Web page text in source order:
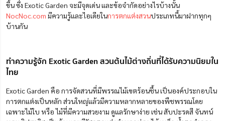
ขึ้น ซึ่ง Exotic Garden จะมีจุดเด่น และข้อจำกัดอย่างไรบ้างนั้น
NocNoc.com มีความรู้และไอเดียในการตกแต่งสวนประเภทนี้มาฝากทุกๆ
บ้านกัน
ทำความรู้จัก Exotic Garden สวนต้นไม้ต่างถิ่นที่ได้รับความนิยมใน
ไทย
Exotic Garden คือ การจัดสวนที่มีพรรณไม้เขตร้อนชื้น เป็นองค์ประกอบใน
การตกแต่งเป็นหลัก ส่วนใหญ่แล้วมีความหลากหลายของพืชพรรณโดย
เฉพาะไม้ใบ หรือ ไม้ที่มีความสวยงาม ดูแลรักษาง่าย เช่น สับปะรดสี จันทน์